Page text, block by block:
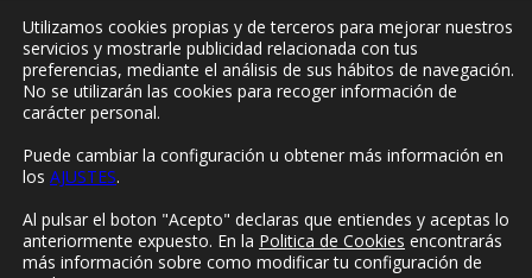
PRÓXIMO EVENTO:
© Yorokonde 2020. Todos los derechos reservados.
Utilizamos cookies propias y de terceros para mejorar nuestros
servicios y mostrarle publicidad relacionada con tus
preferencias, mediante el análisis de sus hábitos de navegación.
No se utilizarán las cookies para recoger información de
carácter personal.
Puede cambiar la configuración u obtener más información en
los AJUSTES.
Al pulsar el boton "Acepto" declaras que entiendes y aceptas lo
anteriormente expuesto. En la Politica de Cookies encontrarás
más información sobre como modificar tu configuración de